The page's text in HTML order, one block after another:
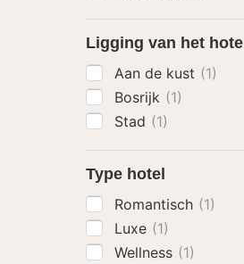
Ligging van het hotel
Aan de kust (1)
Bosrijk (1)
Stad (1)
Type hotel
Romantisch (1)
Luxe (1)
Wellness (1)